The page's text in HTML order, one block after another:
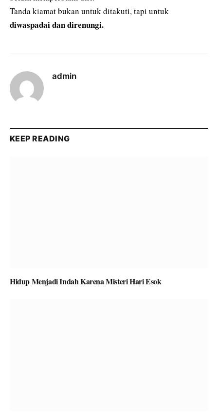
Tanda kiamat bukan untuk ditakuti, tapi untuk
diwaspadai dan direnungi.
admin
KEEP READING
Hidup Menjadi Indah Karena Misteri Hari Esok